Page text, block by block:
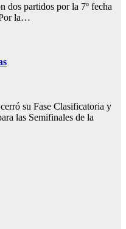
dos partidos por la 7º fecha
la…
su Fase Clasificatoria y
las Semifinales de la